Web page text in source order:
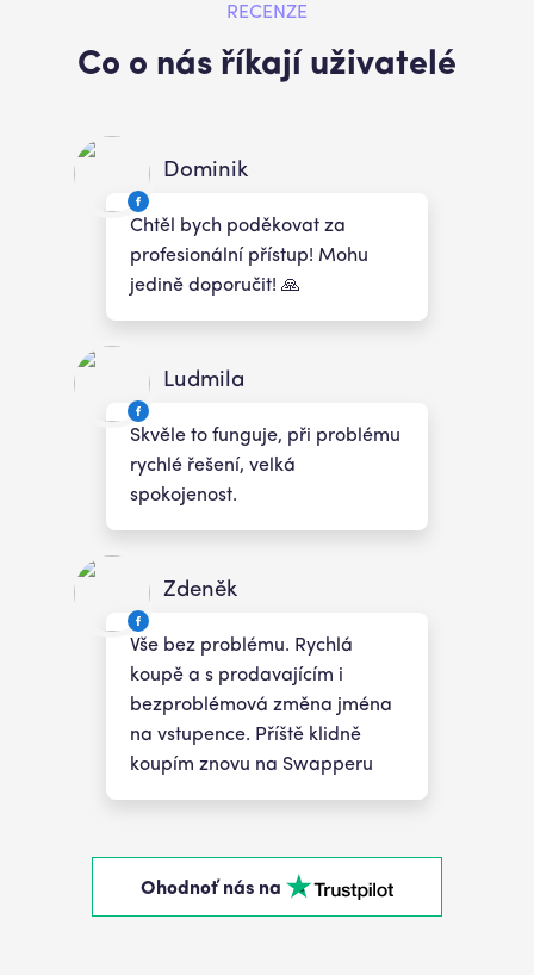
RECENZE
Co o nás říkají uživatelé
Dominik
Chtěl bych poděkovat za
profesionální přístup! Mohu
jedině doporučit! 🙏
Ludmila
Skvěle to funguje, při problému
rychlé řešení, velká
spokojenost.
Zdeněk
Vše bez problému. Rychlá
koupě a s prodavajícím i
bezproblémová změna jména
na vstupence. Příště klidně
koupím znovu na Swapperu
Ohodnoť nás na